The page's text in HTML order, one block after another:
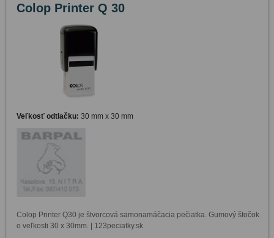
Colop Printer Q 30
Veľkosť odtlačku: 30 mm x 30 mm
Colop Printer Q30 je štvorcová samonamáčacia pečiatka. Gumový štočok
o veľkosti 30 x 30mm. | 123peciatky.sk